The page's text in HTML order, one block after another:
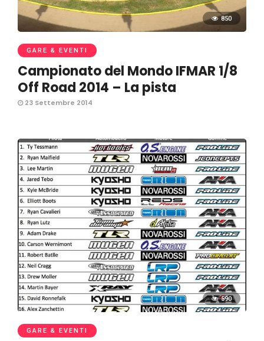
850
GARE & EVENTI
Campionato del Mondo IFMAR 1/8
Off Road 2014 – La pista
23 Settembre 2014
590
GARE & EVENTI